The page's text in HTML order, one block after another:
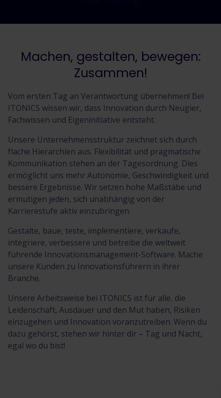
Machen, gestalten, bewegen:
Zusammen!
Vom ersten Tag an Verantwortung übernehmen! Bei
ITONICS wissen wir, dass Innovation durch Neugier,
Fachwissen und Eigeninitiative entsteht.
Unsere Unternehmensstruktur zeichnet sich durch
flache Hierarchien aus. Flexibilität und pragmatische
Kommunikation stehen an der Tagesordnung. Dies
ermöglicht uns mehr Autonomie, Geschwindigkeit und
bessere Ergebnisse. Wir setzen hohe Maßstäbe und
ermutigen jeden, sich unabhängig von der
Karrierestufe aktiv einzubringen.
Gestalte, baue, teste, implementiere, verkaufe,
integriere, verbessere und betreibe die weltweit
führende Innovationsmanagement-Software. Mache
unsere Kunden zu Innovationsführern in ihrer
Branche.
Unsere Arbeitsweise bei ITONICS ist für alle, die
Leidenschaft, Ausdauer und den Mut haben, Risiken
einzugehen und Innovation voranzutreiben. Wenn du
dazu gehörst, stehen wir hinter dir – Tag und Nacht,
egal wo du bist!